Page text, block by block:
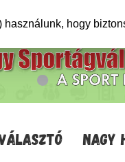
NAGY
hogy